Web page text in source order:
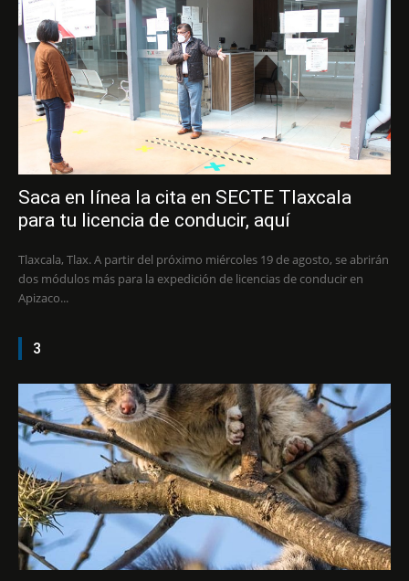
Saca en línea la cita en SECTE Tlaxcala
para tu licencia de conducir, aquí
Tlaxcala, Tlax. A partir del próximo miércoles 19 de agosto, se abrirán
dos módulos más para la expedición de licencias de conducir en
Apizaco...
3